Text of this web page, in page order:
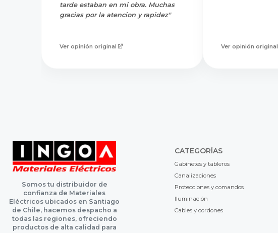
tarde estaban en mi obra. Muchas
gracias por la atencion y rapidez"
Ver opinión original Ver opinión original
Somos tu distribuidor de
confianza de Materiales
Eléctricos ubicados en Santiago
de Chile, hacemos despacho a
todas las regiones, ofreciendo
productos de alta calidad para
CATEGORÍAS
Gabinetes y tableros
Canalizaciones
Protecciones y comandos
Iluminación
Cables y cordones